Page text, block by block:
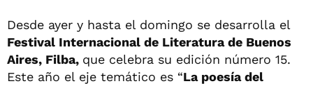
Desde ayer y hasta el domingo se desarrolla el
Festival Internacional de Literatura de Buenos
Aires, Filba, que celebra su edición número 15.
Este año el eje temático es “La poesía del